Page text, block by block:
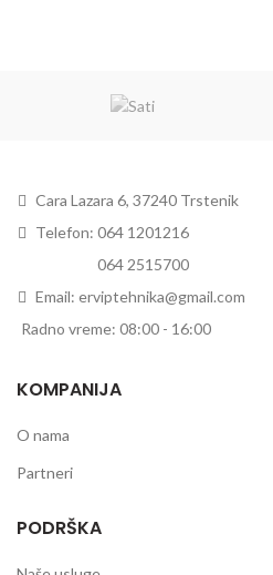
Cara Lazara 6, 37240 Trstenik
Telefon: 064 1201216
064 2515700
Email: erviptehnika@gmail.com
Radno vreme: 08:00 - 16:00
KOMPANIJA
O nama
Partneri
PODRŠKA